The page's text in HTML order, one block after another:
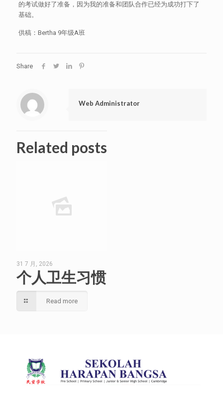
的考试做好了准备，因为我的准备和团队合作已经为成功打下了
基础。
供稿：Bertha 9年级A班
Share
Web Administrator
Related posts
31 7 月, 2026
个人卫生习惯
Read more